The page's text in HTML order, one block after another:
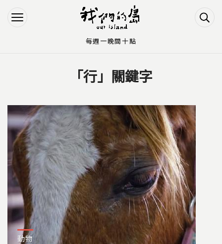
Jump to Navigation
Jump to Main content
「行」關鍵字
動物
每週一晚間十點